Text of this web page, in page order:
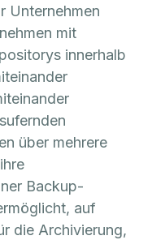
Unternehmen
mit
innerhalb
über mehrere
Backup-
auf
die Archivierung,